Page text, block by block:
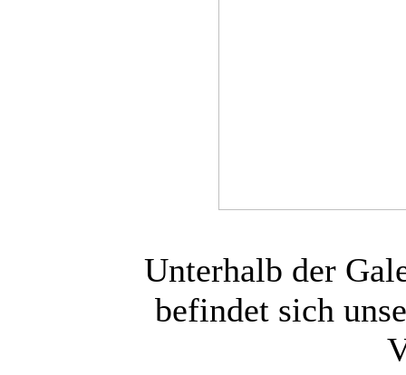
Unterhalb der
befindet sich